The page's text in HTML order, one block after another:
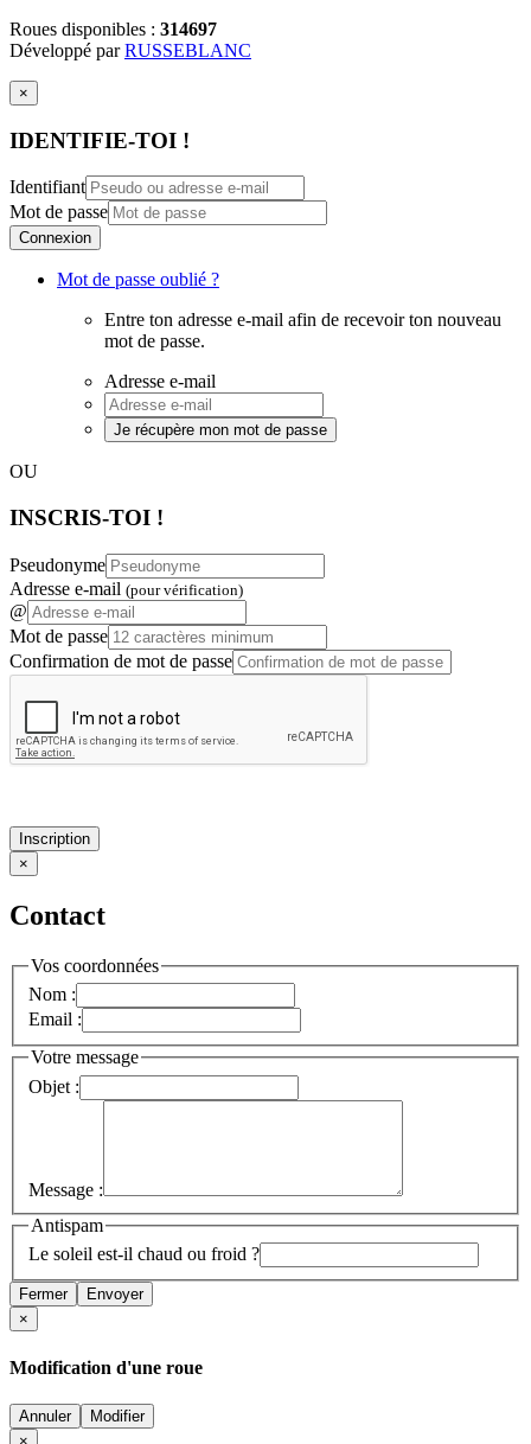
Roues disponibles : 314697
Développé parRUSSEBLANC
×
IDENTIFIE-TOI !
Identifiant
Mot de passe
Connexion
Mot de passe oublié ?
Entre ton adresse e-mail afin de recevoir ton nouveau
mot de passe.
Adresse e-mail
Je récupère mon mot de passe
OU
INSCRIS-TOI !
Pseudonyme
Adresse e-mail (pour vérification)
@
Mot de passe
Confirmation de mot de passe
Inscription
×
Contact
Vos coordonnées
Nom :
Email :
Votre message
Objet :
Message :
Antispam
Le soleil est-il chaud ou froid ?
Fermer
Envoyer
×
Modification d'une roue
Annuler
Modifier